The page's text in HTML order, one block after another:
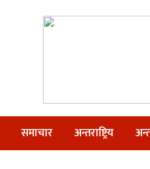
समाचार अन्तराष्ट्रिय